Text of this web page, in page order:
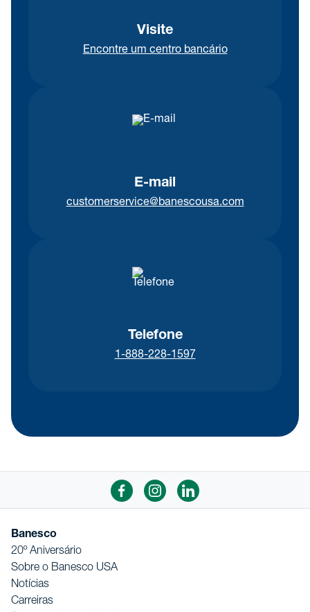
Visite
Encontre um centro bancário
E-mail
customerservice@banescousa.com
Telefone
1-888-228-1597
Banesco
20º Aniversário
Sobre o Banesco USA
Notícias
Carreiras